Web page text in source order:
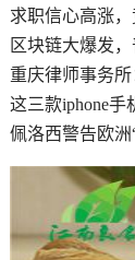
求职信心高涨
区块链大爆发
重庆律师事务
这三款iphone手
佩洛西警告欧